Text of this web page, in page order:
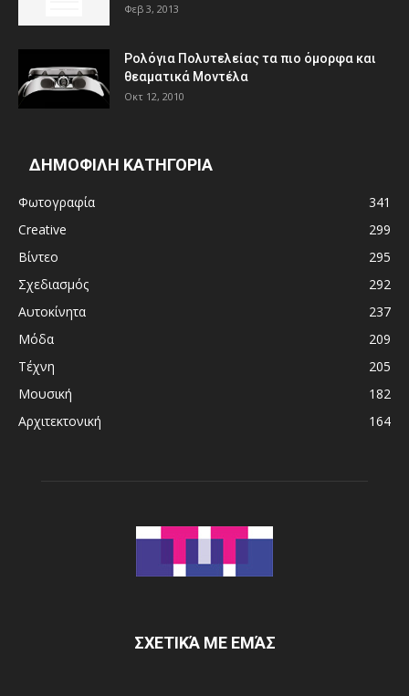
Φεβ 3, 2013
Ρολόγια Πολυτελείας τα πιο όμορφα και
θεαματικά Μοντέλα
Οκτ 12, 2010
ΔΗΜΟΦΙΛΗ ΚΑΤΗΓΟΡΙΑ
Φωτογραφία
341
Creative
299
Βίντεο
295
Σχεδιασμός
292
Αυτοκίνητα
237
Μόδα
209
Τέχνη
205
Μουσική
182
Αρχιτεκτονική
164
ΣΧΕΤΙΚΆ ΜΕ ΕΜΆΣ